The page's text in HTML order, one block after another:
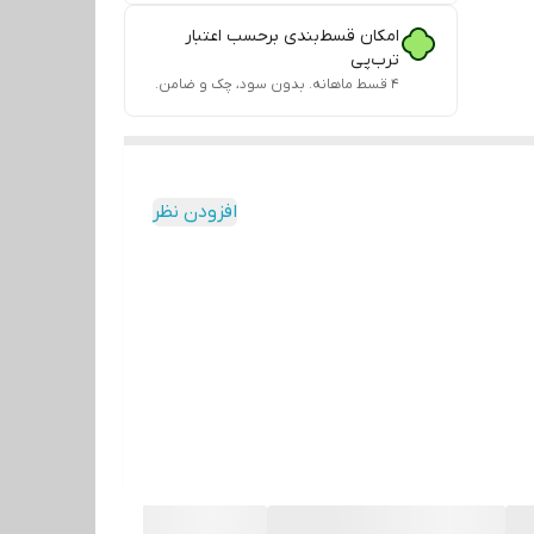
امکان قسط‌بندی برحسب اعتبار
ترب‌پی
۴ قسط ماهانه. بدون سود، چک و ضامن.
افزودن نظر